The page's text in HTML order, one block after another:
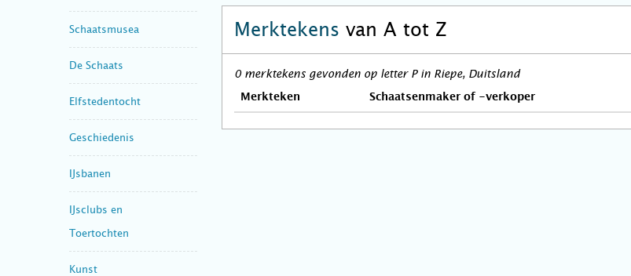
Schaatsmusea
De Schaats
Elfstedentocht
Geschiedenis
IJsbanen
IJsclubs en
Toertochten
Kunst
Merktekens van A tot Z
0 merktekens gevonden op letter P in Riepe, Duitsland
Merkteken Schaatsenmaker of -verkoper